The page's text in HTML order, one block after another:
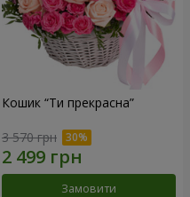
Кошик “Ти прекрасна”
3 570 грн
Замовити